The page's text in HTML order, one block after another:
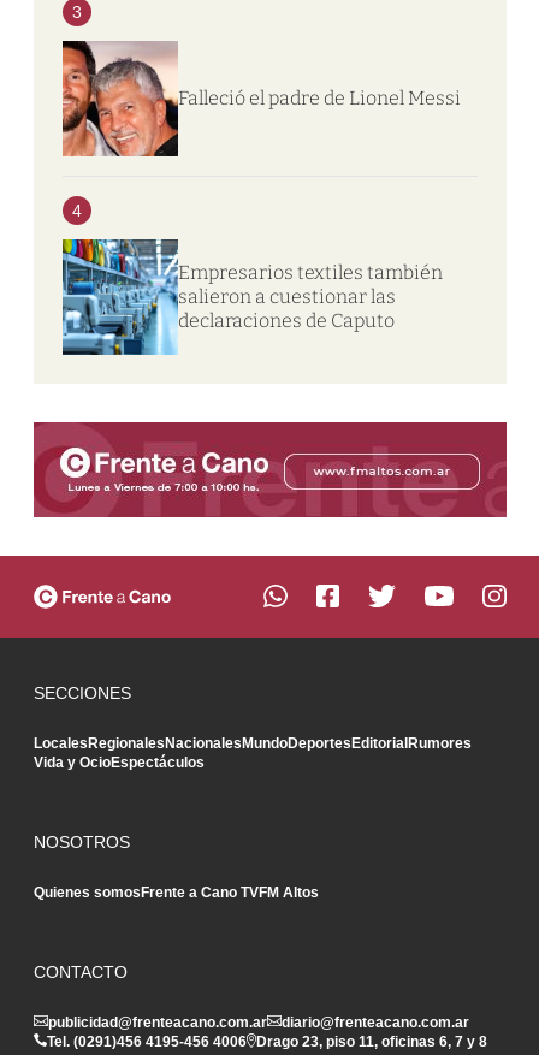
3
Falleció el padre de Lionel Messi
4
Empresarios textiles también
salieron a cuestionar las
declaraciones de Caputo
SECCIONES
LocalesRegionalesNacionalesMundoDeportesEditorialRumores
Vida y OcioEspectáculos
NOSOTROS
Quienes somosFrente a Cano TVFM Altos
CONTACTO
publicidad@frenteacano.com.ar
diario@frenteacano.com.ar
Tel. (0291)456 4195-456 4006 Drago 23, piso 11, oficinas 6, 7 y 8